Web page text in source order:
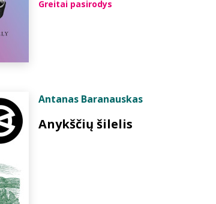
Greitai pasirodys
Antanas Baranauskas
Anykščių šilelis